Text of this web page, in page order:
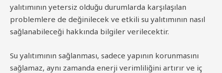
yalıtımının yetersiz olduğu durumlarda karşılaşılan
problemlere de değinilecek ve etkili su yalıtımının nasıl
sağlanabileceği hakkında bilgiler verilecektir.
Su yalıtımının sağlanması, sadece yapının korunmasını
sağlamaz, aynı zamanda enerji verimliliğini artırır ve iç